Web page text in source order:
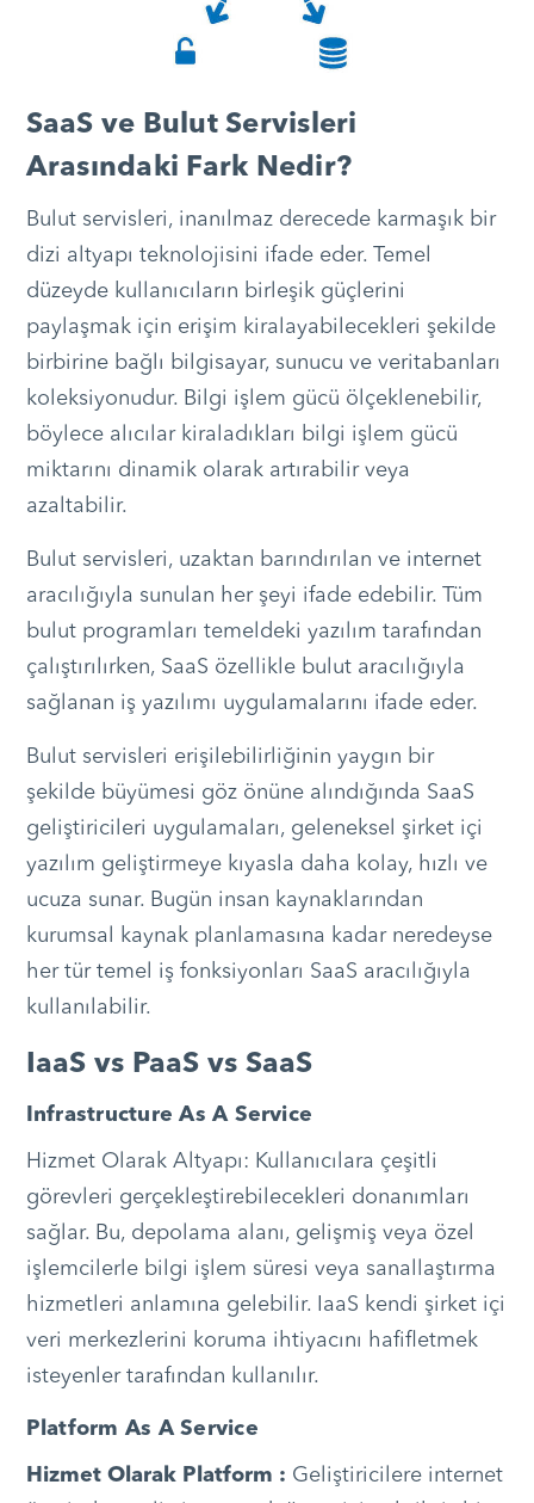
SaaS ve Bulut Servisleri
Arasındaki Fark Nedir?
Bulut servisleri, inanılmaz derecede karmaşık bir
dizi altyapı teknolojisini ifade eder. Temel
düzeyde kullanıcıların birleşik güçlerini
paylaşmak için erişim kiralayabilecekleri şekilde
birbirine bağlı bilgisayar, sunucu ve veritabanları
koleksiyonudur. Bilgi işlem gücü ölçeklenebilir,
böylece alıcılar kiraladıkları bilgi işlem gücü
miktarını dinamik olarak artırabilir veya
azaltabilir.
Bulut servisleri, uzaktan barındırılan ve internet
aracılığıyla sunulan her şeyi ifade edebilir. Tüm
bulut programları temeldeki yazılım tarafından
çalıştırılırken, SaaS özellikle bulut aracılığıyla
sağlanan iş yazılımı uygulamalarını ifade eder.
Bulut servisleri erişilebilirliğinin yaygın bir
şekilde büyümesi göz önüne alındığında SaaS
geliştiricileri uygulamaları, geleneksel şirket içi
yazılım geliştirmeye kıyasla daha kolay, hızlı ve
ucuza sunar. Bugün insan kaynaklarından
kurumsal kaynak planlamasına kadar neredeyse
her tür temel iş fonksiyonları SaaS aracılığıyla
kullanılabilir.
IaaS vs PaaS vs SaaS
Infrastructure As A Service
Hizmet Olarak Altyapı: Kullanıcılara çeşitli
görevleri gerçekleştirebilecekleri donanımları
sağlar. Bu, depolama alanı, gelişmiş veya özel
işlemcilerle bilgi işlem süresi veya sanallaştırma
hizmetleri anlamına gelebilir. IaaS kendi şirket içi
veri merkezlerini koruma ihtiyacını hafifletmek
isteyenler tarafından kullanılır.
Platform As A Service
Hizmet Olarak Platform : Geliştiricilere internet